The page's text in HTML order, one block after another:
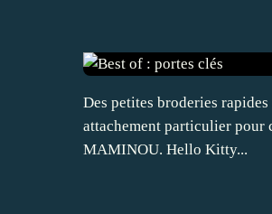
Des petites broderies
attachement particulier pour
MAMINOU. Hello Kitty...